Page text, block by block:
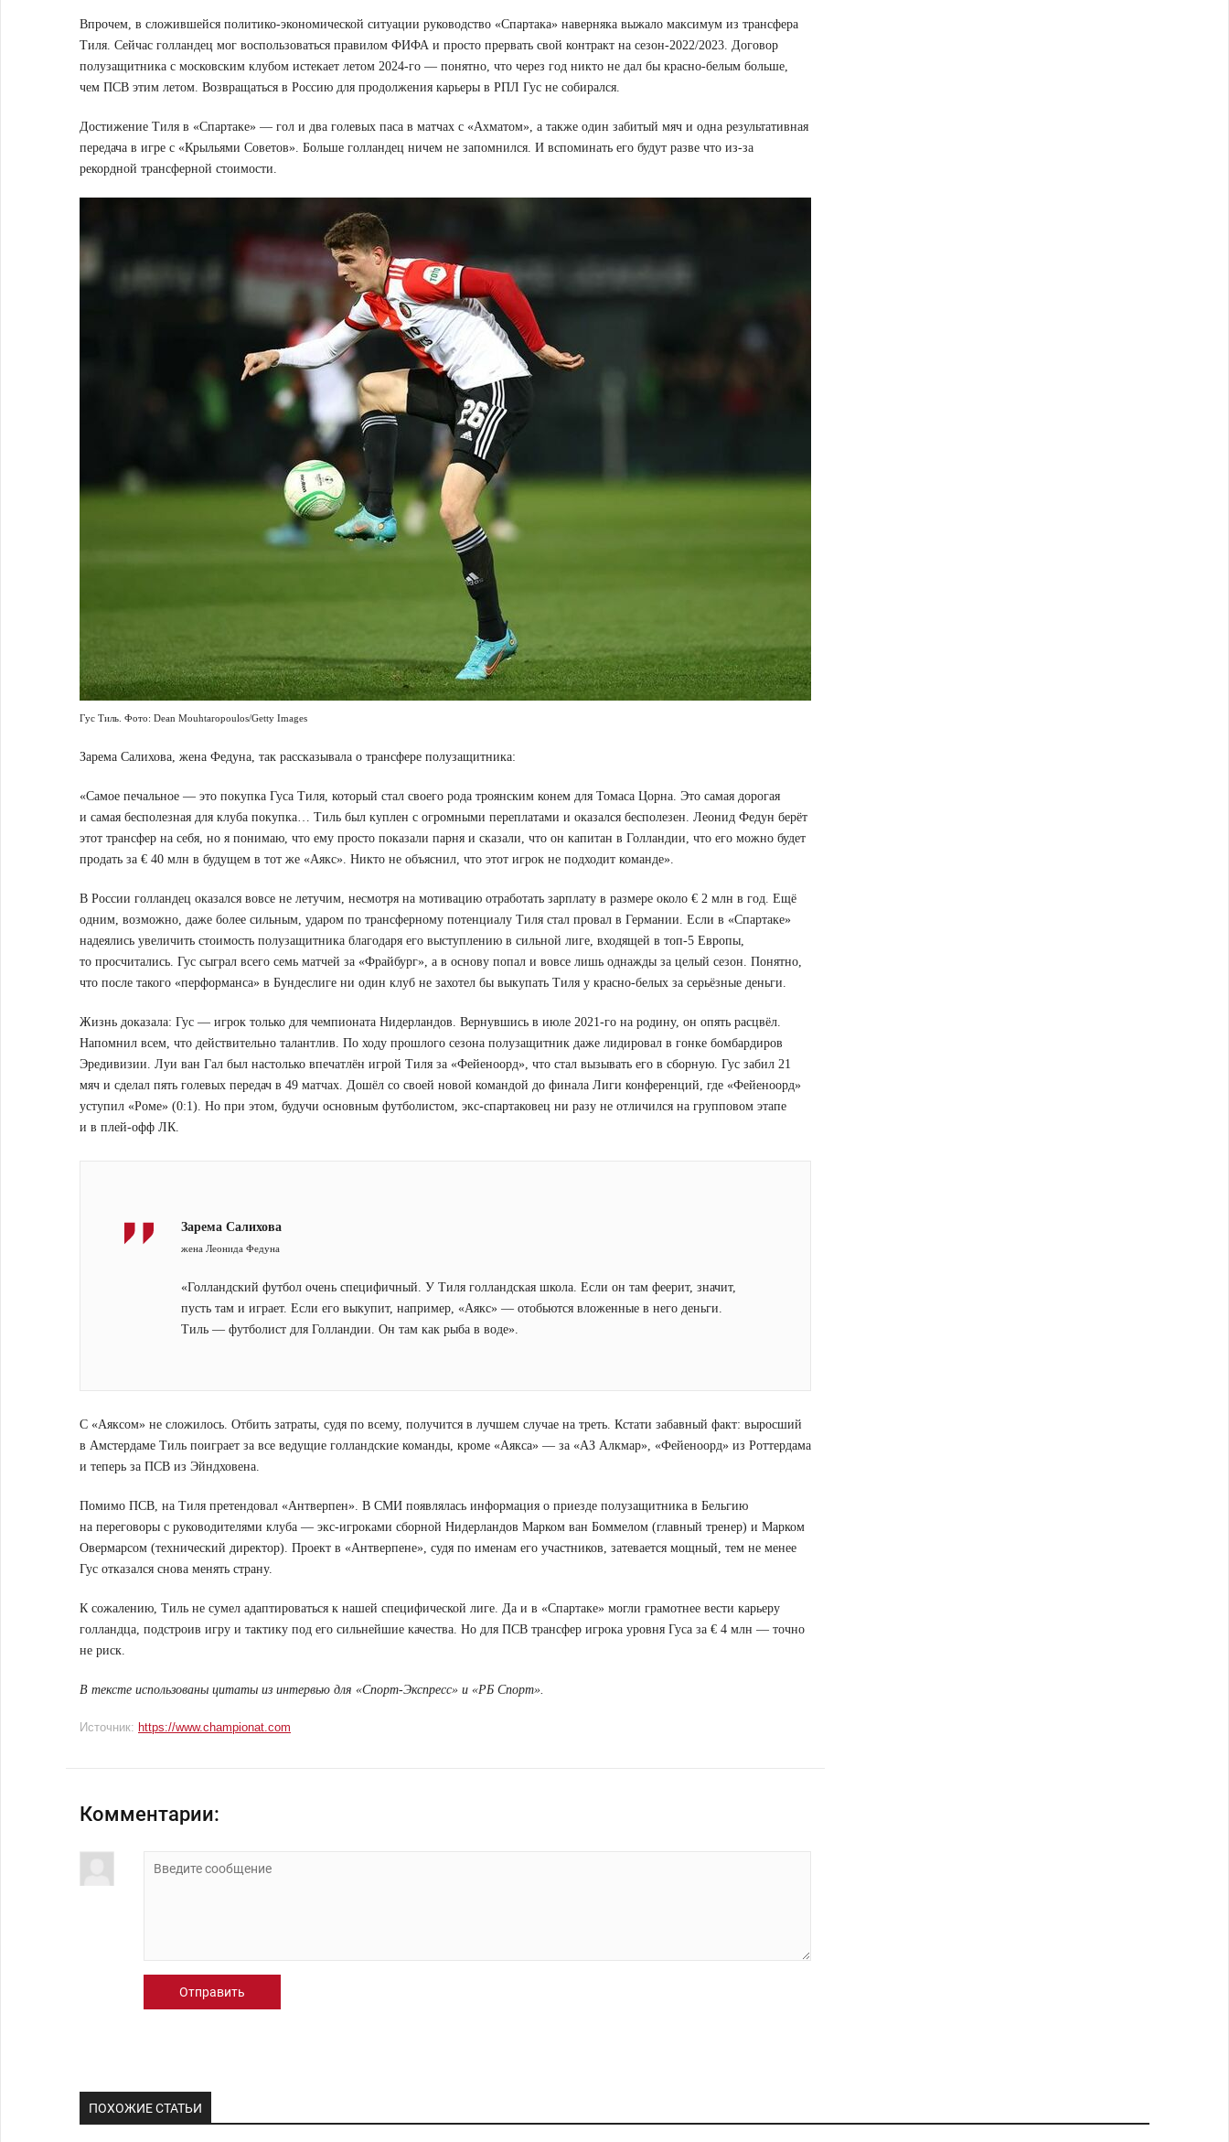
Впрочем, в сложившейся политико-экономической ситуации руководство «Спартака» наверняка выжало максимум из трансфера
Тиля. Сейчас голландец мог воспользоваться правилом ФИФА и просто прервать свой контракт на сезон-2022/2023. Договор
полузащитника с московским клубом истекает летом 2024-го — понятно, что через год никто не дал бы красно-белым больше,
чем ПСВ этим летом. Возвращаться в Россию для продолжения карьеры в РПЛ Гус не собирался.
Достижение Тиля в «Спартаке» — гол и два голевых паса в матчах с «Ахматом», а также один забитый мяч и одна результативная
передача в игре с «Крыльями Советов». Больше голландец ничем не запомнился. И вспоминать его будут разве что из-за
рекордной трансферной стоимости.
Гус Тиль. Фото: Dean Mouhtaropoulos/Getty Images
Зарема Салихова, жена Федуна, так рассказывала о трансфере полузащитника:
«Самое печальное — это покупка Гуса Тиля, который стал своего рода троянским конем для Томаса Цорна. Это самая дорогая
и самая бесполезная для клуба покупка… Тиль был куплен с огромными переплатами и оказался бесполезен. Леонид Федун берёт
этот трансфер на себя, но я понимаю, что ему просто показали парня и сказали, что он капитан в Голландии, что его можно будет
продать за € 40 млн в будущем в тот же «Аякс». Никто не объяснил, что этот игрок не подходит команде».
В России голландец оказался вовсе не летучим, несмотря на мотивацию отработать зарплату в размере около € 2 млн в год. Ещё
одним, возможно, даже более сильным, ударом по трансферному потенциалу Тиля стал провал в Германии. Если в «Спартаке»
надеялись увеличить стоимость полузащитника благодаря его выступлению в сильной лиге, входящей в топ-5 Европы,
то просчитались. Гус сыграл всего семь матчей за «Фрайбург», а в основу попал и вовсе лишь однажды за целый сезон. Понятно,
что после такого «перформанса» в Бундеслиге ни один клуб не захотел бы выкупать Тиля у красно-белых за серьёзные деньги.
Жизнь доказала: Гус — игрок только для чемпионата Нидерландов. Вернувшись в июле 2021-го на родину, он опять расцвёл.
Напомнил всем, что действительно талантлив. По ходу прошлого сезона полузащитник даже лидировал в гонке бомбардиров
Эредивизии. Луи ван Гал был настолько впечатлён игрой Тиля за «Фейеноорд», что стал вызывать его в сборную. Гус забил 21
мяч и сделал пять голевых передач в 49 матчах. Дошёл со своей новой командой до финала Лиги конференций, где «Фейеноорд»
уступил «Роме» (0:1). Но при этом, будучи основным футболистом, экс-спартаковец ни разу не отличился на групповом этапе
и в плей-офф ЛК.
Зарема Салихова
жена Леонида Федуна
«Голландский футбол очень специфичный. У Тиля голландская школа. Если он там феерит, значит,
пусть там и играет. Если его выкупит, например, «Аякс» — отобьются вложенные в него деньги.
Тиль — футболист для Голландии. Он там как рыба в воде».
С «Аяксом» не сложилось. Отбить затраты, судя по всему, получится в лучшем случае на треть. Кстати забавный факт: выросший
в Амстердаме Тиль поиграет за все ведущие голландские команды, кроме «Аякса» — за «АЗ Алкмар», «Фейеноорд» из Роттердама
и теперь за ПСВ из Эйндховена.
Помимо ПСВ, на Тиля претендовал «Антверпен». В СМИ появлялась информация о приезде полузащитника в Бельгию
на переговоры с руководителями клуба — экс-игроками сборной Нидерландов Марком ван Боммелом (главный тренер) и Марком
Овермарсом (технический директор). Проект в «Антверпене», судя по именам его участников, затевается мощный, тем не менее
Гус отказался снова менять страну.
К сожалению, Тиль не сумел адаптироваться к нашей специфической лиге. Да и в «Спартаке» могли грамотнее вести карьеру
голландца, подстроив игру и тактику под его сильнейшие качества. Но для ПСВ трансфер игрока уровня Гуса за € 4 млн — точно
не риск.
В тексте использованы цитаты из интервью для «Спорт-Экспресс» и «РБ Спорт».
Источник: https://www.championat.com
Комментарии:
Отправить
ПОХОЖИЕ СТАТЬИ